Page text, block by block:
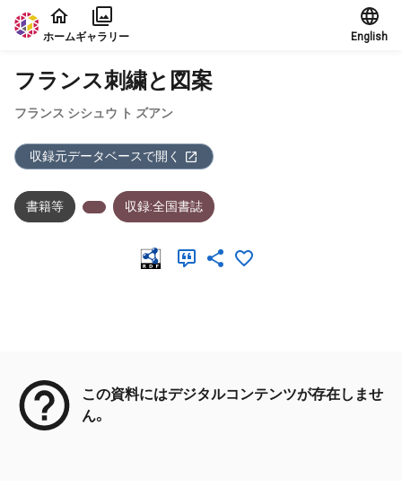
本文に飛ぶ
ホームギャラリー English
フランス刺繍と図案
フランス シシュウ ト ズアン
収録元データベースで開く
書籍等 収録:全国書誌
この資料にはデジタルコンテンツが存在しませ
ん。